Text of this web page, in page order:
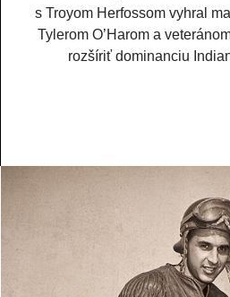
s Troyom Herfossom vyhral
Tylerom O’Harom a
rozšíriť dominanciu